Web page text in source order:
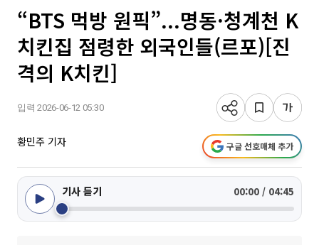
“BTS 먹방 원픽”...명동·청계천 K
치킨집 점령한 외국인들(르포)[진
격의 K치킨]
입력 2026-06-12 05:30
황민주 기자 구글 선호매체 추가
기사 듣기 00:00 / 04:45